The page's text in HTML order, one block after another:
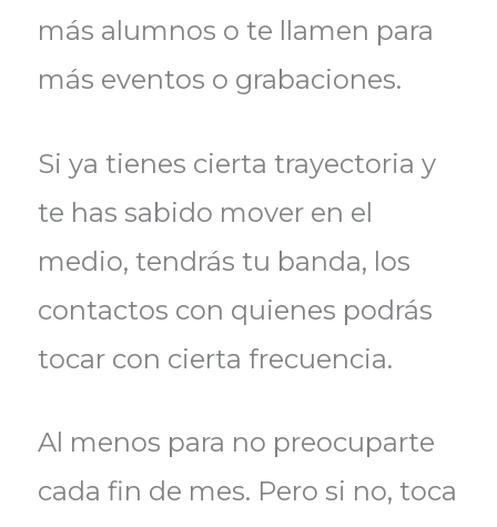
más alumnos o te llamen para
más eventos o grabaciones.
Si ya tienes cierta trayectoria y
te has sabido mover en el
medio, tendrás tu banda, los
contactos con quienes podrás
tocar con cierta frecuencia.
Al menos para no preocuparte
cada fin de mes. Pero si no, toca